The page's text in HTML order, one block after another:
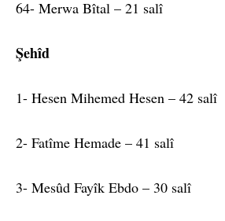
64- Merwa Bîtal – 21 salî
Şehîd
1- Hesen Mihemed Hesen – 42 salî
2- Fatîme Hemade – 41 salî
3- Mesûd Fayîk Ebdo – 30 salî